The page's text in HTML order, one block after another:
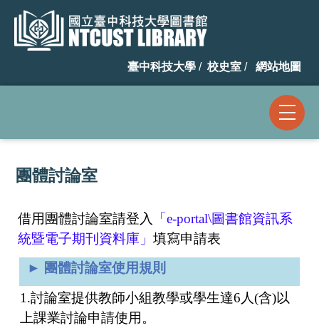
跳
臺中科技大學 / 校史室 / 網站地圖
團體討論室
借用團體討論室請登入
「e-portal\圖書館資訊系
統暨電子期刊資料庫」 填寫申請表
► 團體討論室使用規則
1.討論室提供教師小組教學或學生達6人(含)以
上課業討論申請使用。